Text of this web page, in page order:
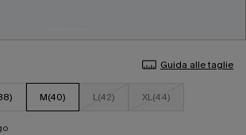
Guida alle taglie
M(40) L(42) XL(44)